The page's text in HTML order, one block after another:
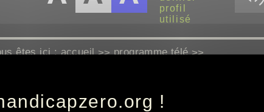
êtes ici :accueil>>programme télé>>
!